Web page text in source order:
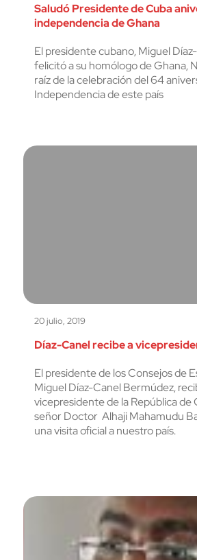
Saludó Presidente de Cuba
independencia de Ghana
El presidente cubano, Miguel
felicitó a su homólogo de Ghana,
raíz de la celebración del 64
Independencia de este país
20 julio, 2019
Díaz-Canel recibe a
El presidente de los Consejos de
Miguel Díaz-Canel Bermúdez,
vicepresidente de la República de
señor Doctor Alhaji Mahamudu
una visita oficial a nuestro país.